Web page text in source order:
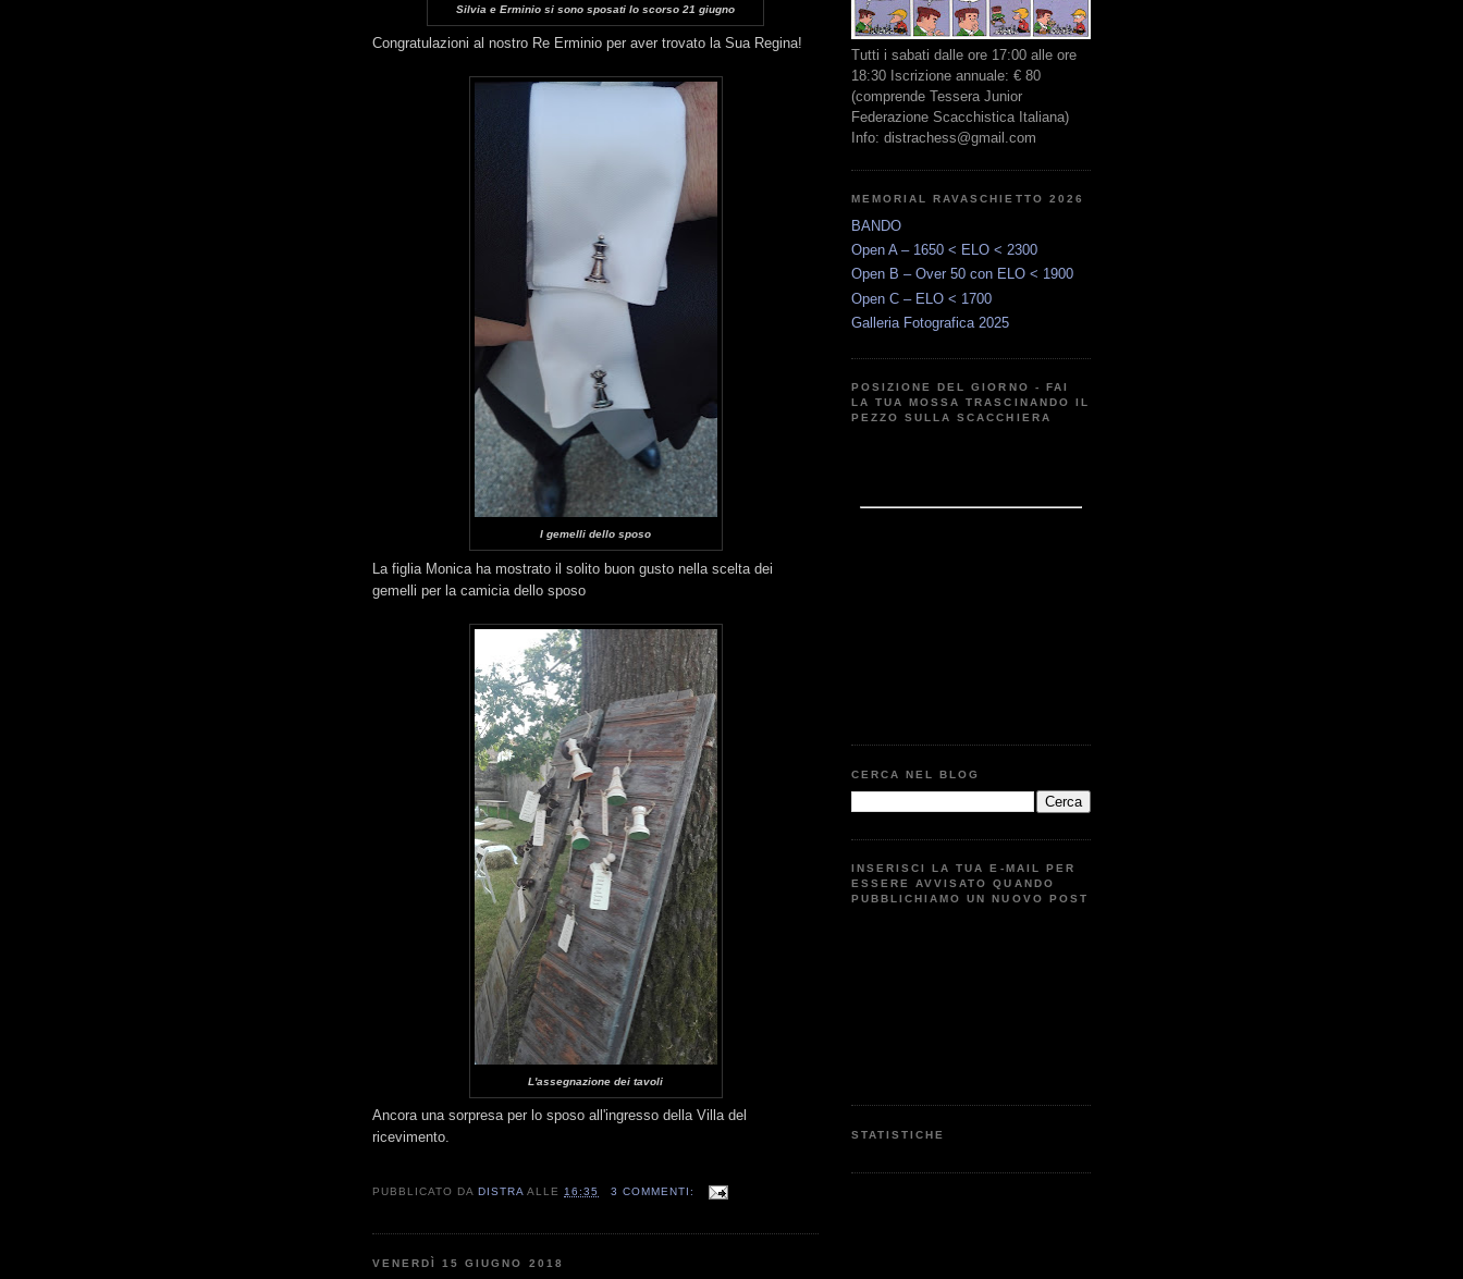
Silvia e Erminio si sono sposati lo scorso 21 giugno
Congratulazioni al nostro Re Erminio per aver trovato la Sua Regina!
I gemelli dello sposo
La figlia Monica ha mostrato il solito buon gusto nella scelta dei
gemelli per la camicia dello sposo
L'assegnazione dei tavoli
Ancora una sorpresa per lo sposo all'ingresso della Villa del
ricevimento.
PUBBLICATO DADISTRA ALLE 16:35 3 COMMENTI:
VENERDÌ 15 GIUGNO 2018
Tutti i sabati dalle ore 17:00 alle ore
18:30 Iscrizione annuale: € 80
(comprende Tessera Junior
Federazione Scacchistica Italiana)
Info: distrachess@gmail.com
MEMORIAL RAVASCHIETTO 2026
BANDO
Open A – 1650 < ELO < 2300
Open B – Over 50 con ELO < 1900
Open C – ELO < 1700
Galleria Fotografica 2025
POSIZIONE DEL GIORNO - FAI
LA TUA MOSSA TRASCINANDO IL
PEZZO SULLA SCACCHIERA
CERCA NEL BLOG
INSERISCI LA TUA E-MAIL PER
ESSERE AVVISATO QUANDO
PUBBLICHIAMO UN NUOVO POST
STATISTICHE